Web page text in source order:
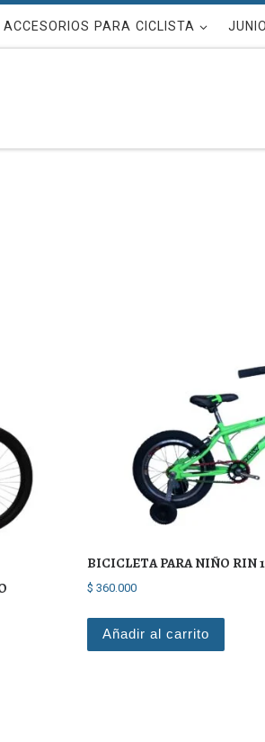
ACCESORIOS PARA CICLISTA
BICICLETA PARA NIÑO RIN
$ 360.000
Añadir al carrito